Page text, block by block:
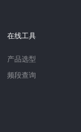
在线工具
产品选型
频段查询